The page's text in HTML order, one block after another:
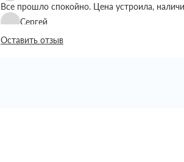
Все прошло спокойно. Цена устроила,
Сергей
Искал утеплитель подешевле, тут
выбором. Доставку сделали вовремя, все
возникло, все как обговаривали. В целом
Оставить отзыв